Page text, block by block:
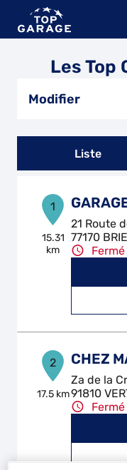
Les Top
Modifier
Liste
1
15.31
km
21 Route
77170
2
17.5 km
CHEZ
Za de la
91810